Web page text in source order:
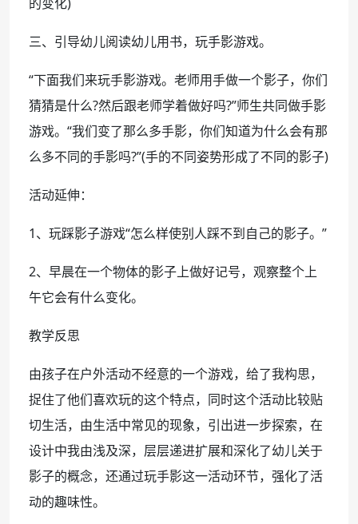
三、引导幼儿阅读幼儿用书，玩手影游戏。
“下面我们来玩手影游戏。老师用手做一个影子，你们
猜猜是什么?然后跟老师学着做好吗?”师生共同做手影
游戏。“我们变了那么多手影，你们知道为什么会有那
么多不同的手影吗?”(手的不同姿势形成了不同的影子)
活动延伸：
1、玩踩影子游戏“怎么样使别人踩不到自己的影子。”
2、早晨在一个物体的影子上做好记号，观察整个上
午它会有什么变化。
教学反思
由孩子在户外活动不经意的一个游戏，给了我构思，
捉住了他们喜欢玩的这个特点，同时这个活动比较贴
切生活，由生活中常见的现象，引出进一步探索，在
设计中我由浅及深，层层递进扩展和深化了幼儿关于
影子的概念，还通过玩手影这一活动环节，强化了活
动的趣味性。